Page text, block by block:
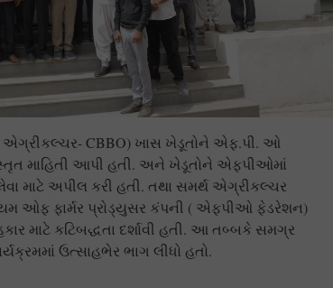
એગ્રીકલ્ચર- CBBO) ખાસ ખેડૂતોને એફ.પી. ઓ
માહિતી આપી હતી. અને ખેડૂતોને એફપીઓમાં
માટે અપીલ કરી હતી. તથા સમર્થ એગ્રીકલ્ચર
ઓફ ફાર્મર પ્રોડ્યુસર કંપની ( એફપીઓ ફેડરેશન)
માટે કટિબદ્ધતા દર્શાવી હતી. આ તબ્બકે સમગ્ર
ઉત્સાહભેર ભાગ લીધો હતો.